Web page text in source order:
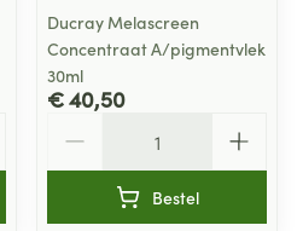
Ducray Melascreen
Concentraat A/pigmentvlek
30ml
€ 40,50
Bestel